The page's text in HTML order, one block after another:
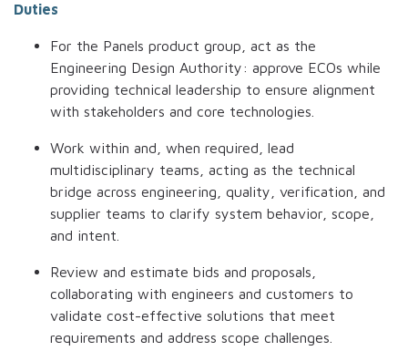
Duties
For the Panels product group, act as the
Engineering Design Authority: approve ECOs while
providing technical leadership to ensure alignment
with stakeholders and core technologies.
Work within and, when required, lead
multidisciplinary teams, acting as the technical
bridge across engineering, quality, verification, and
supplier teams to clarify system behavior, scope,
and intent.
Review and estimate bids and proposals,
collaborating with engineers and customers to
validate cost-effective solutions that meet
requirements and address scope challenges.